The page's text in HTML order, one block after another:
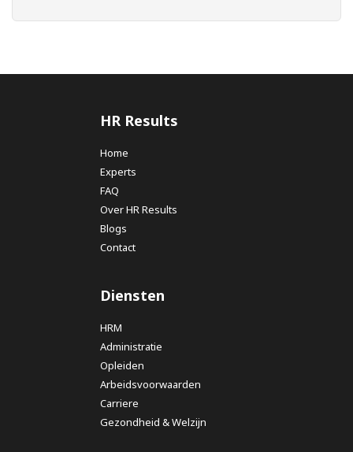
HR Results
Home
Experts
FAQ
Over HR Results
Blogs
Contact
Diensten
HRM
Administratie
Opleiden
Arbeidsvoorwaarden
Carriere
Gezondheid & Welzijn